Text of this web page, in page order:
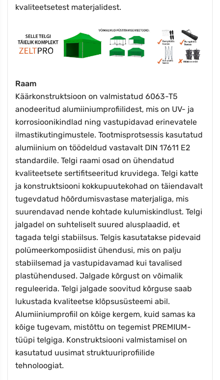
kvaliteetsetest materjalidest.
Raam
Käärkonstruktsioon on valmistatud 6063-T5
anodeeritud alumiiniumprofiilidest, mis on UV- ja
korrosioonikindlad ning vastupidavad erinevatele
ilmastikutingimustele. Tootmisprotsessis kasutatud
alumiinium on töödeldud vastavalt DIN 17611 E2
standardile. Telgi raami osad on ühendatud
kvaliteetsete sertifitseeritud kruvidega. Telgi katte
ja konstruktsiooni kokkupuutekohad on täiendavalt
tugevdatud hõõrdumisvastase materjaliga, mis
suurendavad nende kohtade kulumiskindlust. Telgi
jalgadel on suhteliselt suured alusplaadid, et
tagada telgi stabiilsus. Telgis kasutatakse pidevaid
polümeerkomposiidist ühendusi, mis on palju
stabiilsemad ja vastupidavamad kui tavalised
plastühendused. Jalgade kõrgust on võimalik
reguleerida. Telgi jalgade soovitud kõrguse saab
lukustada kvaliteetse klõpsusüsteemi abil.
Alumiiniumprofiil on kõige kergem, kuid samas ka
kõige tugevam, mistõttu on tegemist PREMIUM-
tüüpi telgiga. Konstruktsiooni valmistamisel on
kasutatud uusimat struktuuriprofiilide
tehnoloogiat.